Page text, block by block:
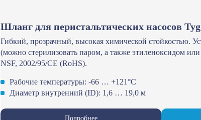
Шланг для перистальтических насосов
Гибкий, прозрачный, высокая химической стойкостью.
(можно стерилизовать паром, а также этиленоксидом
NSF, 2002/95/CE (RoHS).
Рабочие температуры: -66 … +121°С
Диаметр внутренний (ID): 1,6 … 19,0 м
Подробнее